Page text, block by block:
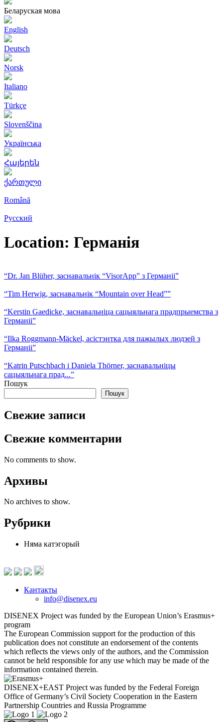
Беларуская мова
English
Deutsch
Norsk
Italiano
Türkçe
Slovenščina
Українська
Հայերեն
ქართული
Română
Русский
Location: Германія
“Dr. Jan Blüher, заснавальнік “VisorApp” з Германіі”
“Tim Herwig, заснавальнік “Mountain over Head””
“Kerstin Gaedicke, заснавальніца сацыяльнага прадпрыемства з
Германіі”
“Ilka Roggmann-Mäckel, асістэнтка для пажылых людзей з
Германіі”
“Katrin Putschbach і Daniela Thörner, заснавальніцы
сацыяльнага прад...”
Пошук
Пошук
Свежие записи
Свежие комментарии
No comments to show.
Архивы
No archives to show.
Рубрики
Няма катэгорый
Кантакты
info@disenex.eu
DISENEX Project was funded by the European Union’s Erasmus+
program
The European Commission support for the production of this
publication does not constitute an endorsement of the contents
which reflects the views only of the authors, and the Commission
cannot be held responsible for any use which may be made of the
information contained therein.
DISENEX+EAST Project was funded by the Federal Foreign
Office of Germany’s Civil Society Cooperation in the Eastern
Partnership Countries and Russia Programme